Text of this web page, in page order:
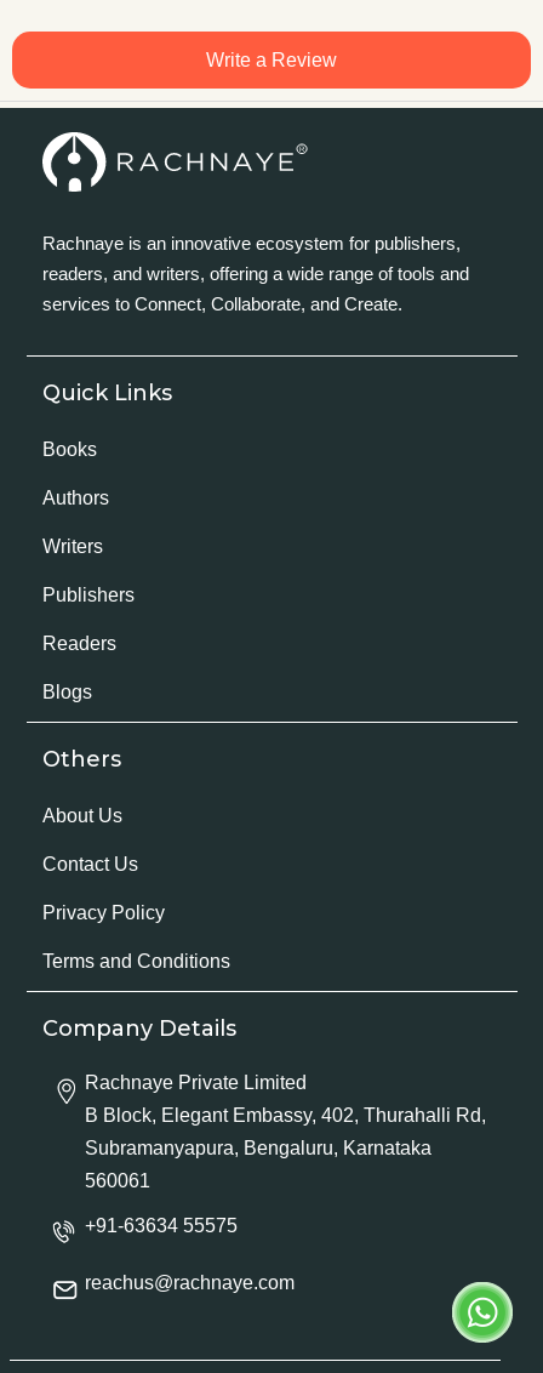
Write a Review
Rachnaye is an innovative ecosystem for publishers,
readers, and writers, offering a wide range of tools and
services to Connect, Collaborate, and Create.
Quick Links
Books
Authors
Writers
Publishers
Readers
Blogs
Others
About Us
Contact Us
Privacy Policy
Terms and Conditions
Company Details
Rachnaye Private Limited
B Block, Elegant Embassy, 402, Thurahalli Rd,
Subramanyapura, Bengaluru, Karnataka
560061
+91-63634 55575
reachus@rachnaye.com